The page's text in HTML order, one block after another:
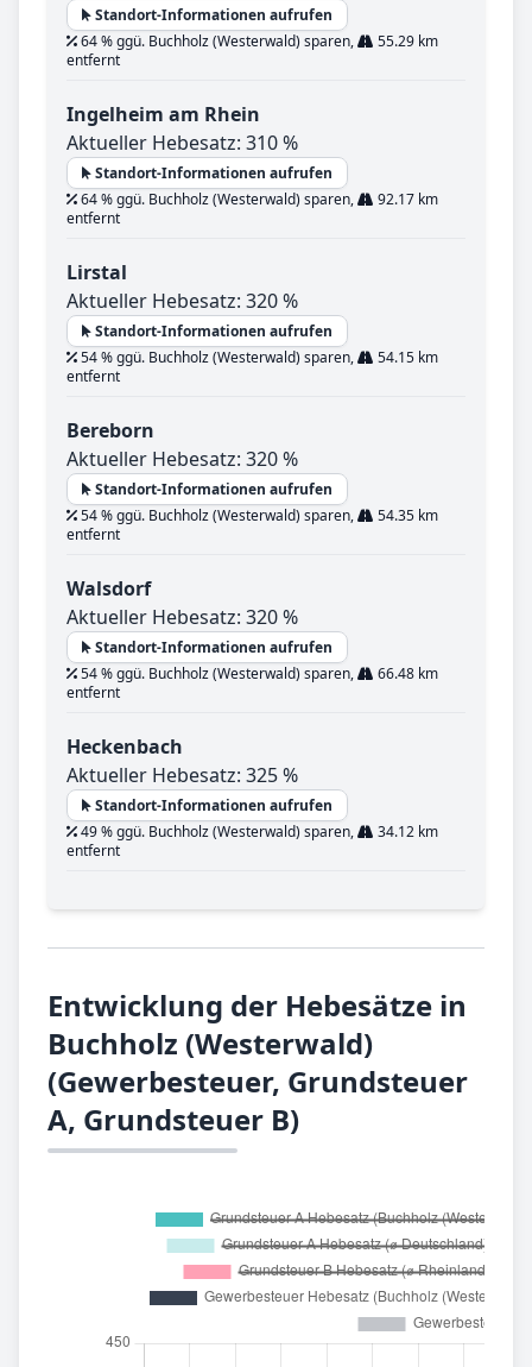
Standort-Informationen aufrufen
64 % ggü. Buchholz (Westerwald) sparen,
55.29 km
entfernt
Ingelheim am Rhein
Aktueller Hebesatz: 310 %
Standort-Informationen aufrufen
64 % ggü. Buchholz (Westerwald) sparen,
92.17 km
entfernt
Lirstal
Aktueller Hebesatz: 320 %
Standort-Informationen aufrufen
54 % ggü. Buchholz (Westerwald) sparen,
54.15 km
entfernt
Bereborn
Aktueller Hebesatz: 320 %
Standort-Informationen aufrufen
54 % ggü. Buchholz (Westerwald) sparen,
54.35 km
entfernt
Walsdorf
Aktueller Hebesatz: 320 %
Standort-Informationen aufrufen
54 % ggü. Buchholz (Westerwald) sparen,
66.48 km
entfernt
Heckenbach
Aktueller Hebesatz: 325 %
Standort-Informationen aufrufen
49 % ggü. Buchholz (Westerwald) sparen,
34.12 km
entfernt
Entwicklung der Hebesätze in
Buchholz (Westerwald)
(Gewerbesteuer, Grundsteuer
A, Grundsteuer B)